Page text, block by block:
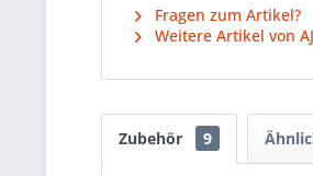
Fragen zum Artikel?
Weitere Artikel von
Zubehör 9